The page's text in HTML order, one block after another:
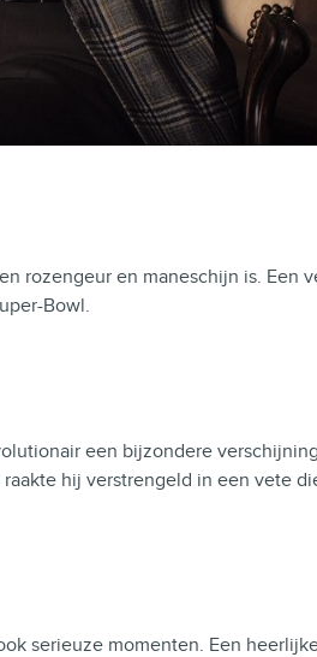
rozengeur en maneschijn is. Een
Bowl.
een bijzondere
hij verstrengeld in een vete
serieuze momenten. Een